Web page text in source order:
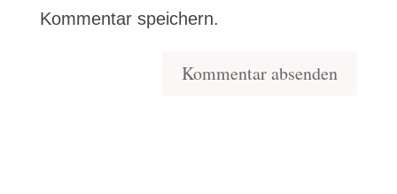
Kommentar speichern.